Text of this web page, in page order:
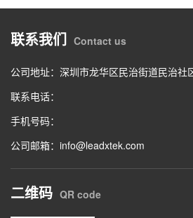
联系我们 Contact us
公司地址：深圳市龙华区民治街道民治社
联系电话：
手机号码：
公司邮箱：info@leadxtek.com
二维码 QR code